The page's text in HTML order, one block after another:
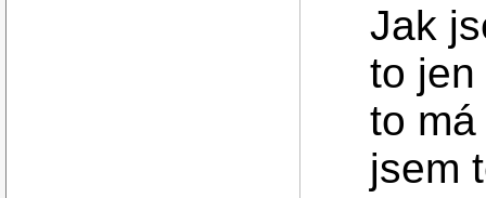
Jak
to
to
jsem